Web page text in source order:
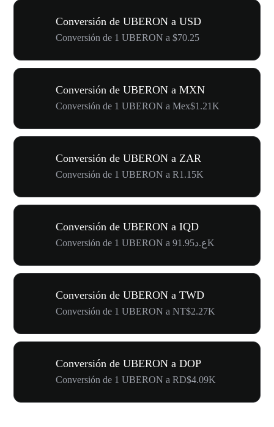
Conversión de UBERON a USD
Conversión de 1 UBERON a $70.25
Conversión de UBERON a MXN
Conversión de 1 UBERON a Mex$1.21K
Conversión de UBERON a ZAR
Conversión de 1 UBERON a R1.15K
Conversión de UBERON a IQD
Conversión de 1 UBERON a ع.د91.95K
Conversión de UBERON a TWD
Conversión de 1 UBERON a NT$2.27K
Conversión de UBERON a DOP
Conversión de 1 UBERON a RD$4.09K